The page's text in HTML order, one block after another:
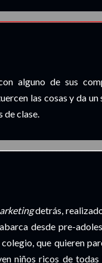
alguno de sus
las cosas y da
de clase.
detrás,
desde pre-
que quieren
niños ricos de todas